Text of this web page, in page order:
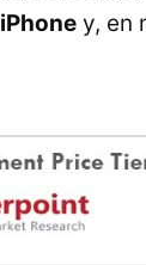
y, en